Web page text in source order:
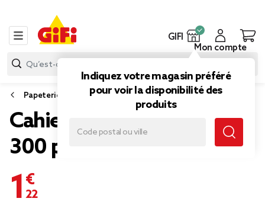
GIFI
Indiquez votre magasin préféré
pour voir la disponibilité des
produits
Mon compte
Papeterie et fournitures bureau
Cahier de notes adhésives
300 pièces
1,22 €